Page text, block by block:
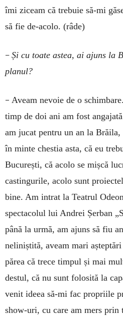
îmi ziceam că trebuie să-mi
să fie de-acolo. (râde)
– Și cu toate astea, ai ajuns la
planul?
– Aveam nevoie de o
timp de doi ani am fost
am jucat pentru un an la Brăila,
în minte chestia asta, că eu
București, că acolo se mișcă
castingurile, acolo sunt
bine. Am intrat la Teatrul
spectacolul lui Andrei Șerban
până la urmă, am ajuns să fiu
neliniștită, aveam mari
părea că trece timpul și mai
destul, că nu sunt folosită la
venit ideea să-mi fac propriile
show-uri, cu care am mers prin